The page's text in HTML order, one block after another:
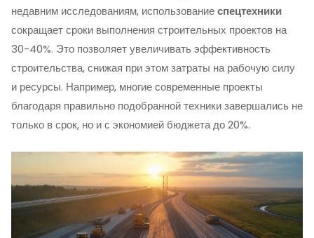
недавним исследованиям, использованиеспецтехники
сокращает сроки выполнения строительных проектов на
30-40%. Это позволяет увеличивать эффективность
строительства, снижая при этом затраты на рабочую силу
и ресурсы. Например, многие современные проекты
благодаря правильно подобранной техники завершались не
только в срок, но и с экономией бюджета до 20%.